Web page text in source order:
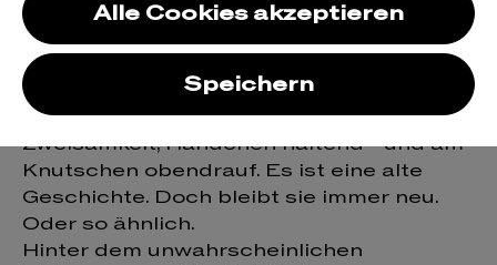
2023 Albillo
Lovamor
Rotkäppchen und der Wolf in trauter
Zweisamkeit, Händchen haltend - und am
Knutschen obendrauf. Es ist eine alte
Geschichte. Doch bleibt sie immer neu.
Oder so ähnlich.
Hinter dem unwahrscheinlichen
Alle Cookies akzeptieren
Speichern